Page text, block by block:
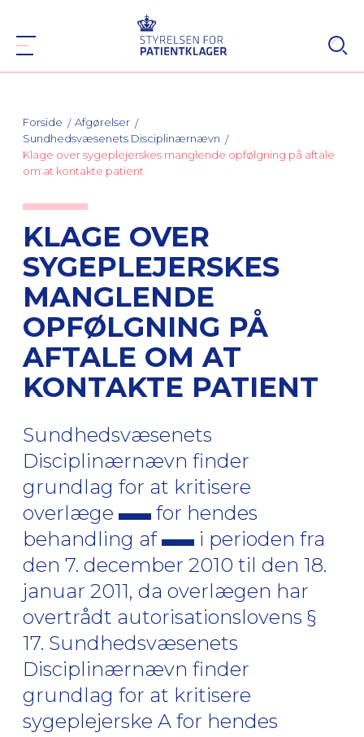
Forside
Afgørelser
Sundhedsvæsenets Disciplinærnævn
Klage over sygeplejerskes manglende opfølgning på aftale
om at kontakte patient
KLAGE OVER
SYGEPLEJERSKES
MANGLENDE
OPFØLGNING PÅ
AFTALE OM AT
KONTAKTE PATIENT
Sundhedsvæsenets
Disciplinærnævn finder
grundlag for at kritisere
overlæge
for hendes
behandling af
i perioden fra
den 7. december 2010 til den 18.
januar 2011, da overlægen har
overtrådt autorisationslovens §
17. Sundhedsvæsenets
Disciplinærnævn finder
grundlag for at kritisere
sygeplejerske A for hendes